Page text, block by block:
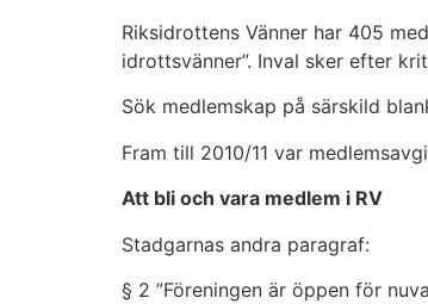
Riksidrottens Vänner har 405
idrottsvänner”. Inval sker efter
Sök medlemskap på särskild
Fram till 2010/11 var
Att bli och vara medlem i RV
Stadgarnas andra paragraf:
§ 2 ”Föreningen är öppen för